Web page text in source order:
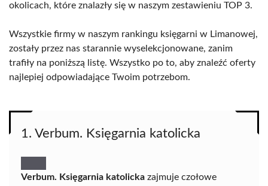
okolicach, które znalazły się w naszym zestawieniu TOP 3.
Wszystkie firmy w naszym rankingu księgarni w Limanowej,
zostały przez nas starannie wyselekcjonowane, zanim
trafiły na poniższą listę. Wszystko po to, aby znaleźć oferty
najlepiej odpowiadające Twoim potrzebom.
1. Verbum. Księgarnia katolicka
Verbum. Księgarnia katolicka zajmuje czołowe